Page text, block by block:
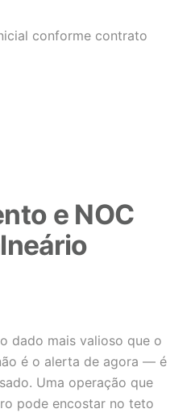
conforme contrato
e NOC
dado mais valioso que o
é o alerta de agora — é
Uma operação que
pode encostar no teto